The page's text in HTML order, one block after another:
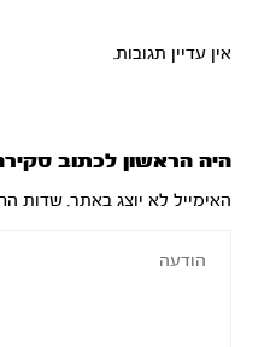
אין עדיין תגובות.
היה הראשון לכתוב
האימייל לא יוצג באתר. שדות